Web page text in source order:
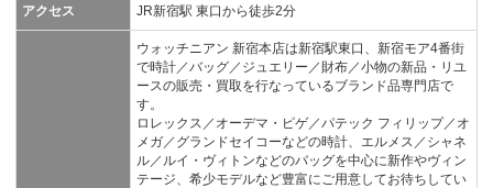
アクセス JR新宿駅 東口から徒歩2分
ウォッチニアン 新宿本店は新宿駅東口、新宿モア4番街
で時計／バッグ／ジュエリー／財布／小物の新品・リユ
ースの販売・買取を行なっているブランド品専門店で
す。
ロレックス／オーデマ・ピゲ／パテック フィリップ／オ
メガ／グランドセイコーなどの時計、エルメス／シャネ
ル／ルイ・ヴィトンなどのバッグを中心に新作やヴィン
テージ、希少モデルなど豊富にご用意してお待ちしてい